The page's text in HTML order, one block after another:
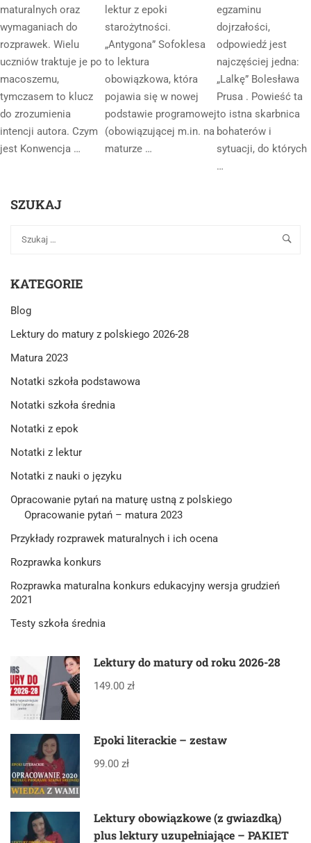
maturalnych oraz
wymaganiach do
rozprawek. Wielu
uczniów traktuje je po
macoszemu,
tymczasem to klucz
do zrozumienia
intencji autora. Czym
jest Konwencja …
lektur z epoki
starożytności.
„Antygona” Sofoklesa
to lektura
obowiązkowa, która
pojawia się w nowej
podstawie programowej
(obowiązującej m.in. na
maturze …
egzaminu
dojrzałości,
odpowiedź jest
najczęściej jedna:
„Lalkę” Bolesława
Prusa . Powieść ta
to istna skarbnica
bohaterów i
sytuacji, do których
…
SZUKAJ
KATEGORIE
Blog
Lektury do matury z polskiego 2026-28
Matura 2023
Notatki szkoła podstawowa
Notatki szkoła średnia
Notatki z epok
Notatki z lektur
Notatki z nauki o języku
Opracowanie pytań na maturę ustną z polskiego
Opracowanie pytań – matura 2023
Przykłady rozprawek maturalnych i ich ocena
Rozprawka konkurs
Rozprawka maturalna konkurs edukacyjny wersja grudzień
2021
Testy szkoła średnia
Lektury do matury od roku 2026-28
149.00 zł
Epoki literackie – zestaw
99.00 zł
Lektury obowiązkowe (z gwiazdką)
plus lektury uzupełniające – PAKIET